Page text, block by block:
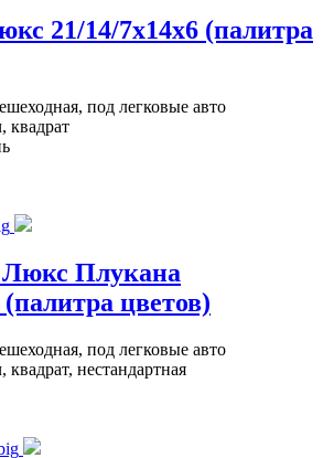
21/14/7x14x6 (палитра
под легковые авто
квадрат
Плукана
цветов)
под легковые авто
квадрат, нестандартная